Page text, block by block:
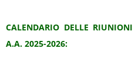
CALENDARIO DELLE
A.A. 2025-2026: